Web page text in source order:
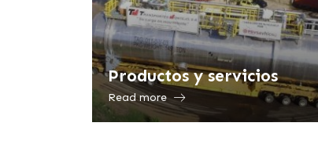
Productos y servicios
Read more